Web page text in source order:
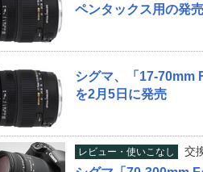
ペンタックス用の発
シグマ、「17-70mm
を2月5日に発売
レビュー・使いこなし 交